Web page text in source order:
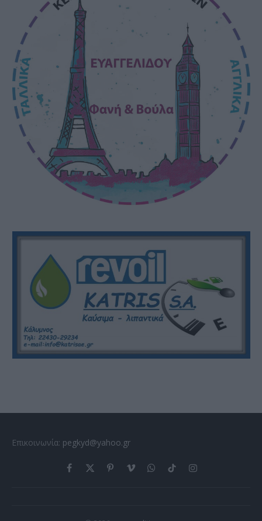
Επικοινωνία: pegkyd@yahoo.gr
Facebook
X
PinterestVimeoWhatsApp
TikTokInstagram